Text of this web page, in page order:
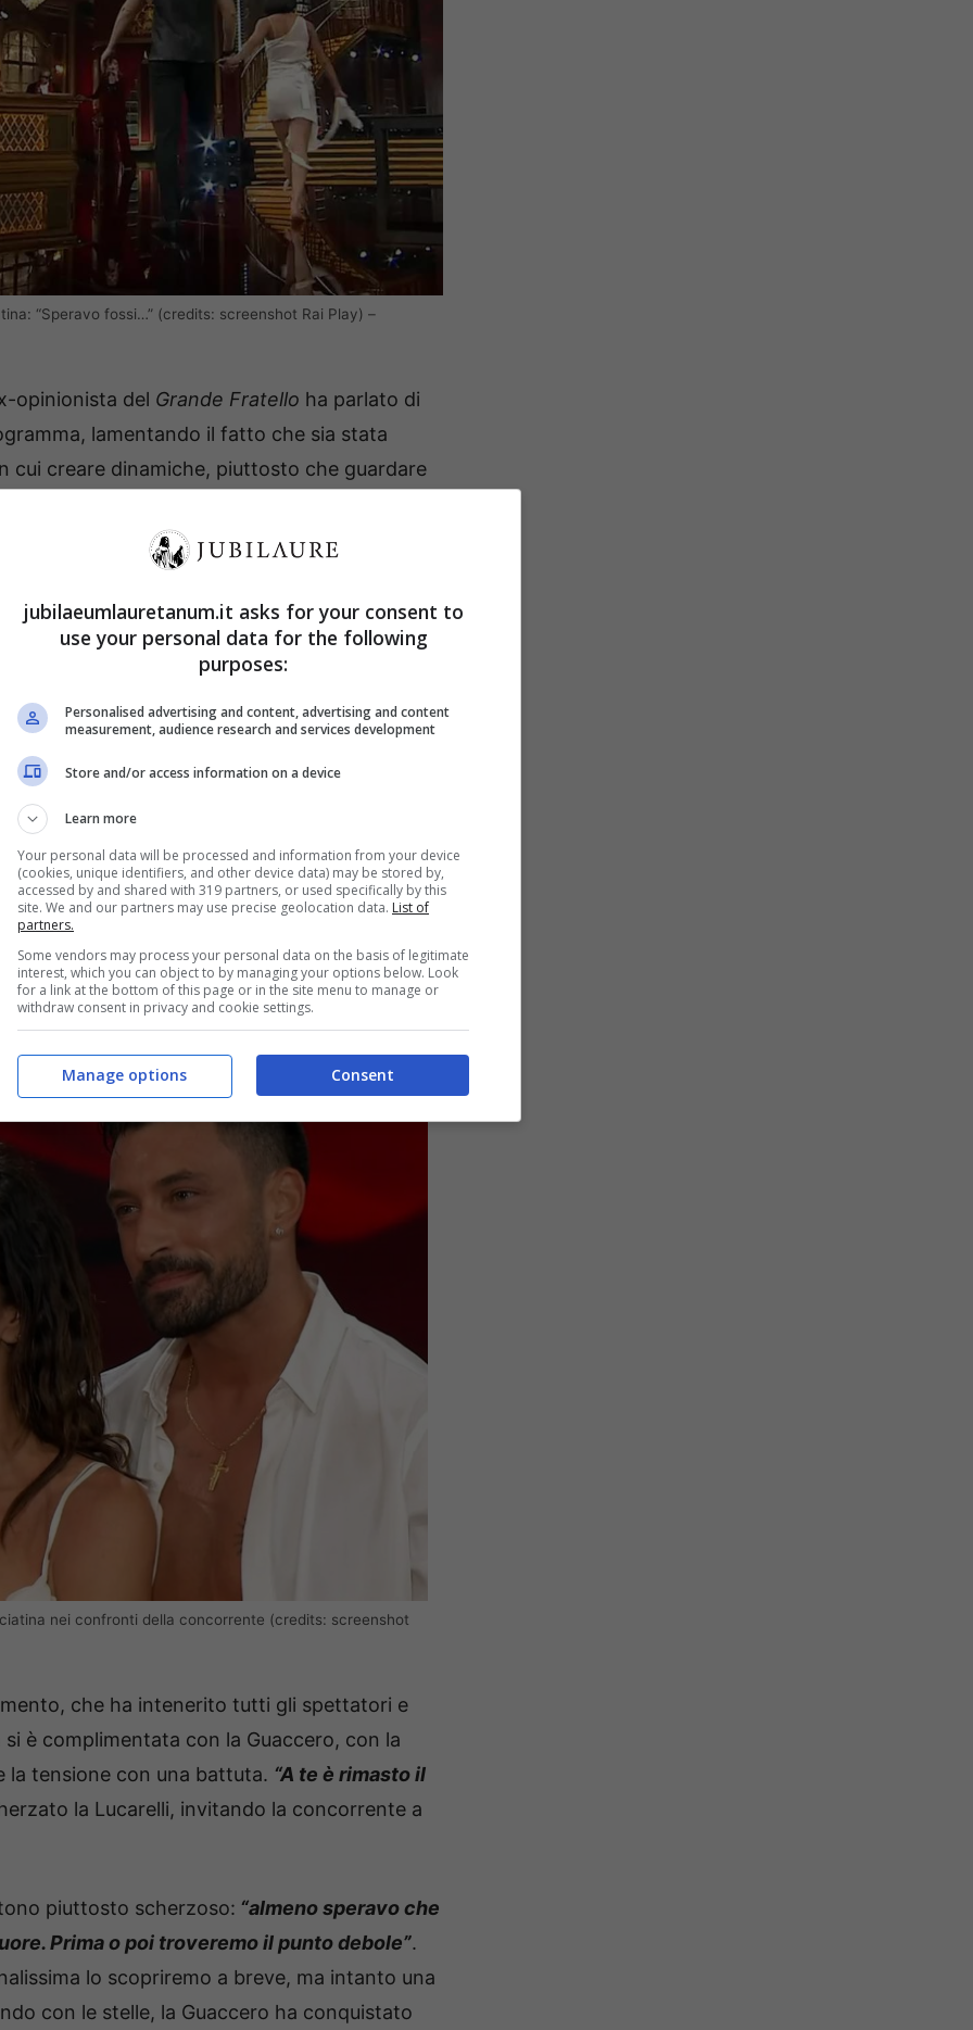
“Speravo fossi…” (credits: screenshot Rai Play) –
opinionista del Grande Fratello ha parlato di
lamentando il fatto che sia stata
cui creare dinamiche, piuttosto che guardare
comunque le esibizioni in pista e, questa
lei:
alla fine sono arrivate le lacrime, ma
per lei …ecco cosa è successo, le parole a
dopo le lacrime:
concorrente
le stelle, a prendersi la scena è stata
questa puntata, l’attrice e conduttrice ha
figlia Alice, spiegando come, sin dal suo
La Smith le ha fatto subito i complimenti,
emozione dentro la sua performance, e così
nei confronti della concorrente (credits: screenshot
che ha intenerito tutti gli spettatori e
è complimentata con la Guaccero, con la
la tensione con una battuta. “A te è rimasto il
la Lucarelli, invitando la concorrente a
piuttosto scherzoso: “almeno speravo che
Prima o poi troveremo il punto debole”.
lo scopriremo a breve, ma intanto una
con le stelle, la Guaccero ha conquistato
jubilaeumlauretanum.it asks for your consent to
use your personal data for the following
purposes:
Personalised advertising and content, advertising and content
measurement, audience research and services development
Store and/or access information on a device
Learn more
Your personal data will be processed and information from your device
(cookies, unique identifiers, and other device data) may be stored by,
accessed by and shared with 319 partners, or used specifically by this
site. We and our partners may use precise geolocation data. List of
partners.
Some vendors may process your personal data on the basis of legitimate
interest, which you can object to by managing your options below. Look
for a link at the bottom of this page or in the site menu to manage or
withdraw consent in privacy and cookie settings.
Consent
Manage options